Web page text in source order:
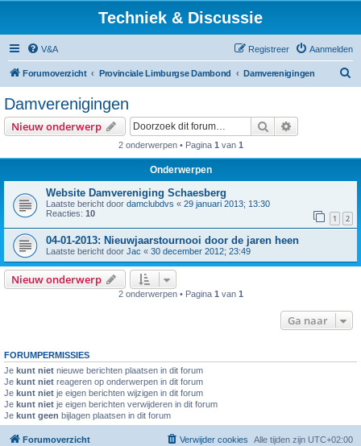
Techniek & Discussie
V&A Aanmelden
Registreer
Forumoverzicht Provinciale Limburgse Dambond Damverenigingen
Damverenigingen
Nieuw onderwerp Zoek
2 onderwerpen • Pagina 1 van 1
Onderwerpen
Website Damvereniging Schaesberg
Laatste bericht door damclubdvs « 29 januari 2013; 13:30
Reacties: 10 1 2
04-01-2013: Nieuwjaarstournooi door de jaren heen
Laatste bericht door Jac « 30 december 2012; 23:49
Nieuw onderwerp
2 onderwerpen • Pagina 1 van 1
Ga naar
FORUMPERMISSIES
Je kunt niet nieuwe berichten plaatsen in dit forum
Je kunt niet reageren op onderwerpen in dit forum
Je kunt niet je eigen berichten wijzigen in dit forum
Je kunt niet je eigen berichten verwijderen in dit forum
Je kunt geen bijlagen plaatsen in dit forum
Forumoverzicht Alle tijden zijn UTC+02:00
Verwijder cookies